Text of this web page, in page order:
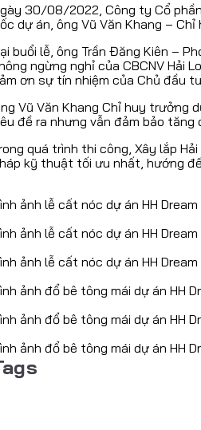
30/08/2022, Công ty Cổ phần
dự án, ông Vũ Văn Khang –
buổi lễ, ông Trần Đăng Kiên –
ngừng nghỉ của CBCNV Hải
ơn sự tín nhiệm của Chủ đầu
Vũ Văn Khang Chỉ huy trưởng
đề ra nhưng vẫn đảm bảo
quá trình thi công, Xây lắp
kỹ thuật tối ưu nhất, hướng
ảnh lễ cất nóc dự án HH
ảnh lễ cất nóc dự án HH
ảnh lễ cất nóc dự án HH
ảnh đổ bê tông mái dự án HH
ảnh đổ bê tông mái dự án HH
ảnh đổ bê tông mái dự án HH